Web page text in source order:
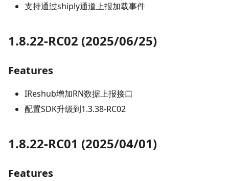
支持通过shiply通道上报加载事件
1.8.22-RC02 (2025/06/25)
Features
IReshub增加RN数据上报接口
配置SDK升级到1.3.38-RC02
1.8.22-RC01 (2025/04/01)
Features